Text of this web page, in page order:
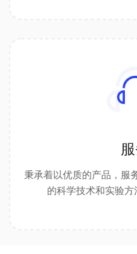
秉承着以优质的产品，服
的科学技术和实验